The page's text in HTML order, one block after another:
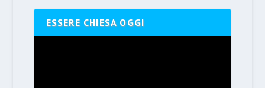
ESSERE CHIESA OGGI